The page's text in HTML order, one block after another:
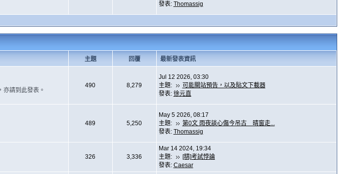
發表: Thomassig
主題 回覆 最新發表資訊
請到此發表。
490 8,279
Jul 12 2026, 03:30
主題:
可能關站預告，以及貼文下載器
發表: 徐元直
489 5,250
May 5 2026, 08:17
主題:
第0文 雨夜談心傷今吊古 晴窗走...
發表: Thomassig
326 3,336
Mar 14 2024, 19:34
主題:
[精]考試悖論
發表: Caesar